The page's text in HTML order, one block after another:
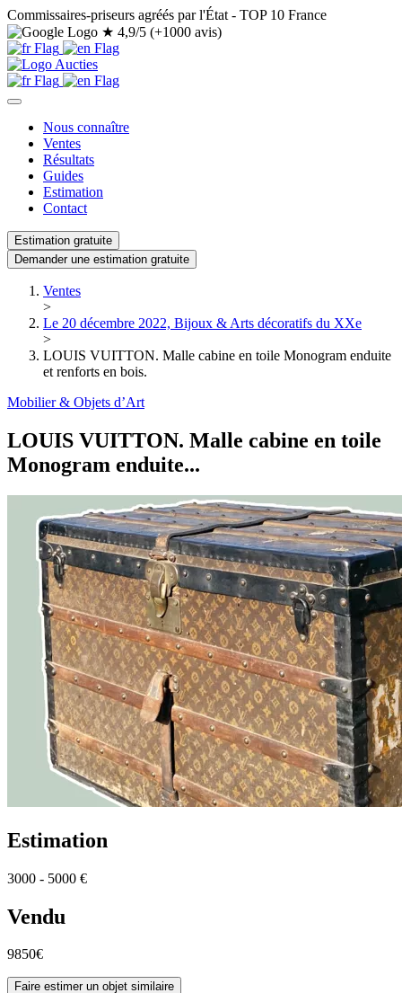
Commissaires-priseurs agréés par l'État - TOP 10 France
★ 4,9/5 (+1000 avis)
Nous connaître
Ventes
Résultats
Guides
Estimation
Contact
Estimation gratuite
Demander une estimation gratuite
Ventes
>
Le 20 décembre 2022, Bijoux & Arts décoratifs du XXe
>
LOUIS VUITTON. Malle cabine en toile Monogram enduite
et renforts en bois.
Mobilier & Objets d’Art
LOUIS VUITTON. Malle cabine en toile
Monogram enduite...
Estimation
3000 - 5000 €
Vendu
9850€
Faire estimer un objet similaire